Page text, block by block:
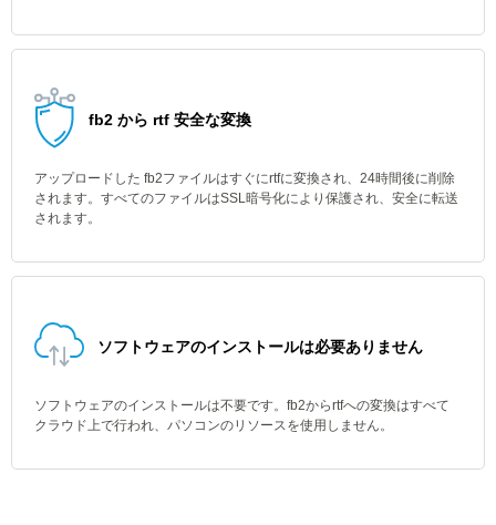
fb2 から rtf 安全な変換
アップロードした fb2ファイルはすぐにrtfに変換され、24時間後に削除
されます。すべてのファイルはSSL暗号化により保護され、安全に転送
されます。
ソフトウェアのインストールは必要ありません
ソフトウェアのインストールは不要です。fb2からrtfへの変換はすべて
クラウド上で行われ、パソコンのリソースを使用しません。